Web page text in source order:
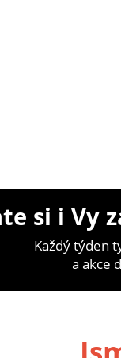
si i Vy
Každý týden
a akce